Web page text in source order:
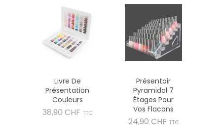
Livre De
Présentation
Couleurs
38,90 CHF Prix
TTC
Présentoir
Pyramidal 7
Étages Pour
Vos Flacons
24,90 CHF Prix
TTC